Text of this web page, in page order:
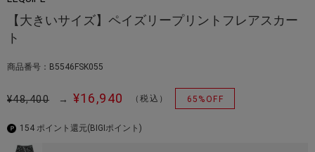
【大きいサイズ】ペイズリープリントフレアスカー
ト
商品番号：B5546FSK055
¥48,400 → ¥16,940 （税込） 65%OFF
154 ポイント還元(BIGIポイント)